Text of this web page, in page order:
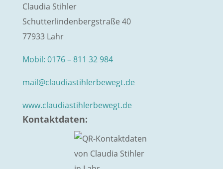
Claudia Stihler
Schutterlindenbergstraße 40
77933 Lahr
Mobil: 0176 – 811 32 984
mail@claudiastihlerbewegt.de
www.claudiastihlerbewegt.de
Kontaktdaten: